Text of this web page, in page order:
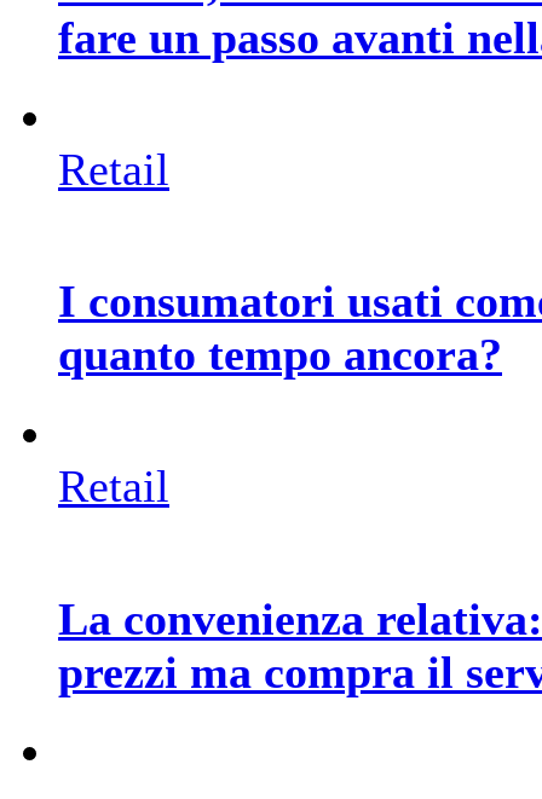
fare un passo avanti
Retail
I consumatori usati
quanto tempo ancora?
Retail
La convenienza
prezzi ma compra il